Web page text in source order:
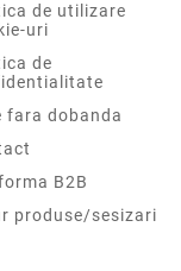
de utilizare
uri
de
fara dobanda
B2B
produse/sesizari